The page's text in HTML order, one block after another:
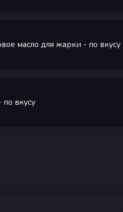
масло для жарки - по вкусу
по вкусу